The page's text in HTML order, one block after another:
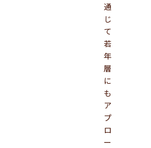
通
じ
て
若
年
層
に
も
ア
プ
ロ
ー